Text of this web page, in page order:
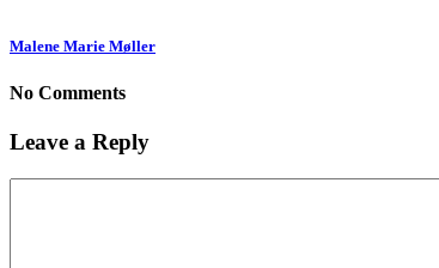
Malene Marie Møller
No Comments
Leave a Reply